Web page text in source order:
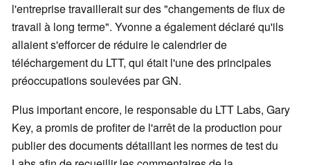
l'entreprise travaillerait sur des "changements de flux de
travail à long terme". Yvonne a également déclaré qu'ils
allaient s'efforcer de réduire le calendrier de
téléchargement du LTT, qui était l'une des principales
préoccupations soulevées par GN.
Plus important encore, le responsable du LTT Labs, Gary
Key, a promis de profiter de l'arrêt de la production pour
publier des documents détaillant les normes de test du